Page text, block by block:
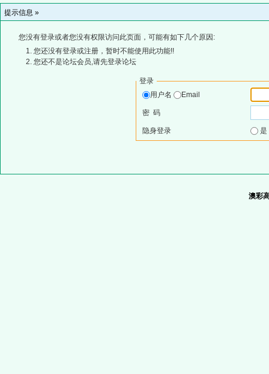
提示信息 »
您没有登录或者您没有权限访问此页面，可能有如下几个原因:
您还没有登录或注册，暂时不能使用此功能!!
您还不是论坛会员,请先登录论坛
登录
用户名
Email
密 码
隐身登录
澳彩